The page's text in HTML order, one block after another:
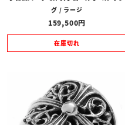
グ / ラージ
159,500
在庫切れ